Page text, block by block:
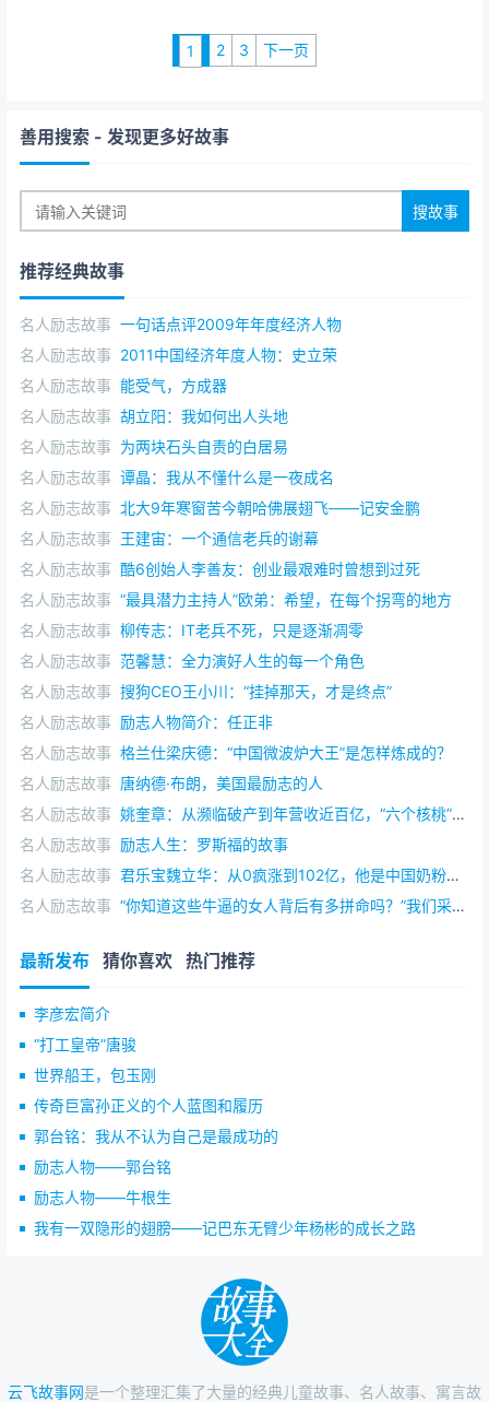
1 2 3 下一页
善用搜索 - 发现更多好故事
推荐经典故事
名人励志故事 一句话点评2009年年度经济人物
名人励志故事 2011中国经济年度人物：史立荣
名人励志故事 能受气，方成器
名人励志故事 胡立阳：我如何出人头地
名人励志故事 为两块石头自责的白居易
名人励志故事 谭晶：我从不懂什么是一夜成名
名人励志故事 北大9年寒窗苦今朝哈佛展翅飞——记安金鹏
名人励志故事 王建宙：一个通信老兵的谢幕
名人励志故事 酷6创始人李善友：创业最艰难时曾想到过死
名人励志故事 “最具潜力主持人”欧弟：希望，在每个拐弯的地方
名人励志故事 柳传志：IT老兵不死，只是逐渐凋零
名人励志故事 范馨慧：全力演好人生的每一个角色
名人励志故事 搜狗CEO王小川：“挂掉那天，才是终点”
名人励志故事 励志人物简介：任正非
名人励志故事 格兰仕梁庆德：“中国微波炉大王”是怎样炼成的？
名人励志故事 唐纳德·布朗，美国最励志的人
名人励志故事 姚奎章：从濒临破产到年营收近百亿，“六个核桃”如何逆袭？
名人励志故事 励志人生：罗斯福的故事
名人励志故事 君乐宝魏立华：从0疯涨到102亿，他是中国奶粉业破局者
名人励志故事 “你知道这些牛逼的女人背后有多拼命吗？”我们采访了100个女高管
最新发布 猜你喜欢 热门推荐
李彦宏简介
“打工皇帝”唐骏
世界船王，包玉刚
传奇巨富孙正义的个人蓝图和履历
郭台铭：我从不认为自己是最成功的
励志人物——郭台铭
励志人物——牛根生
我有一双隐形的翅膀——记巴东无臂少年杨彬的成长之路
云飞故事网是一个整理汇集了大量的经典儿童故事、名人故事、寓言故